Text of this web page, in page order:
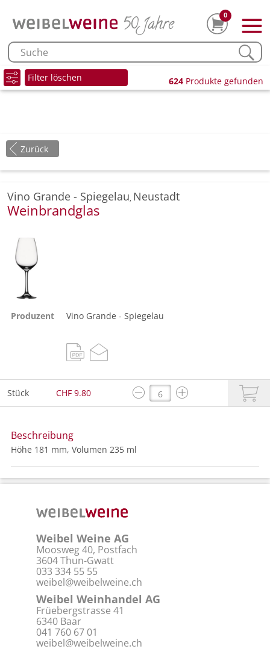
0
Filter löschen 624 Produkte gefunden
Zurück
Vino Grande - Spiegelau, Neustadt
Weinbrandglas
Produzent Vino Grande - Spiegelau
Stück CHF 9.80
Beschreibung
Höhe 181 mm, Volumen 235 ml
Weibel Weine AG
Moosweg 40, Postfach
3604 Thun-Gwatt
033 334 55 55
weibel@weibelweine.ch
Weibel Weinhandel AG
Früebergstrasse 41
6340 Baar
041 760 67 01
weibel@weibelweine.ch